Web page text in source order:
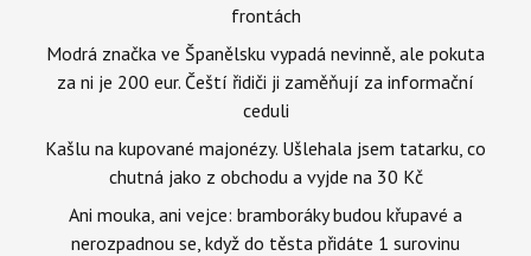
frontách
Modrá značka ve Španělsku vypadá nevinně, ale pokuta
za ni je 200 eur. Čeští řidiči ji zaměňují za informační
ceduli
Kašlu na kupované majonézy. Ušlehala jsem tatarku, co
chutná jako z obchodu a vyjde na 30 Kč
Ani mouka, ani vejce: bramboráky budou křupavé a
nerozpadnou se, když do těsta přidáte 1 surovinu